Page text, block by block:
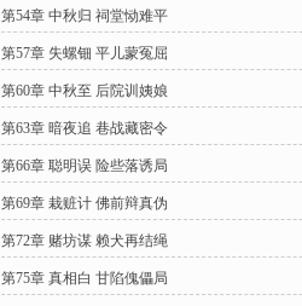
第54章 中秋归 祠堂恸难平
第57章 失螺钿 平儿蒙冤屈
第60章 中秋至 后院训姨娘
第63章 暗夜追 巷战藏密令
第66章 聪明误 险些落诱局
第69章 栽赃计 佛前辩真伪
第72章 赌坊谋 赖犬再结绳
第75章 真相白 甘陷傀儡局